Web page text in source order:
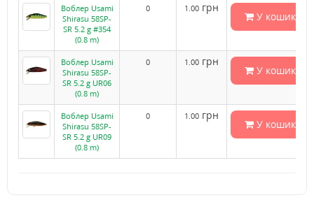
Воблер Usami
Shirasu 58SP-
SR 5.2 g #354
(0.8 m)
0 1.00 грн
У кошик
Воблер Usami
Shirasu 58SP-
SR 5.2 g UR06
(0.8 m)
0 1.00 грн
У кошик
Воблер Usami
Shirasu 58SP-
SR 5.2 g UR09
(0.8 m)
0 1.00 грн
У кошик